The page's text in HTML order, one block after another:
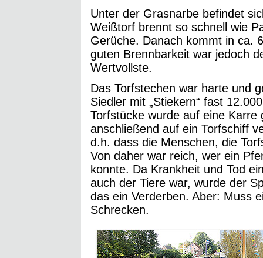
Unter der Grasnarbe befindet
Weißtorf brennt so schnell wie
Gerüche. Danach kommt in ca.
guten Brennbarkeit war jedoch
Wertvollste.
Das Torfstechen war harte und
Siedler mit „Stiekern“ fast
Torfstücke wurde auf eine
anschließend auf ein Torfschiff
d.h. dass die Menschen, die
Von daher war reich, wer ein
konnte. Da Krankheit und Tod
auch der Tiere war, wurde der
das ein Verderben. Aber: Muss
Schrecken.